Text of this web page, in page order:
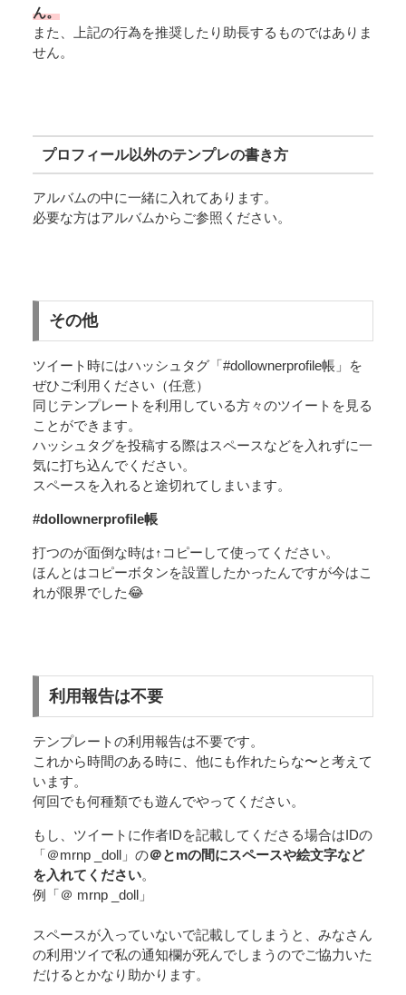
ん。
また、上記の行為を推奨したり助長するものではありま
せん。
プロフィール以外のテンプレの書き方
アルバムの中に一緒に入れてあります。
必要な方はアルバムからご参照ください。
その他
ツイート時にはハッシュタグ「#dollownerprofile帳」を
ぜひご利用ください（任意）
同じテンプレートを利用している方々のツイートを見る
ことができます。
ハッシュタグを投稿する際はスペースなどを入れずに一
気に打ち込んでください。
スペースを入れると途切れてしまいます。
#dollownerprofile帳
打つのが面倒な時は↑コピーして使ってください。
ほんとはコピーボタンを設置したかったんですが今はこ
れが限界でした😂
利用報告は不要
テンプレートの利用報告は不要です。
これから時間のある時に、他にも作れたらな〜と考えて
います。
何回でも何種類でも遊んでやってください。
もし、ツイートに作者IDを記載してくださる場合はIDの
「＠mrnp _doll」の＠とmの間にスペースや絵文字など
を入れてください。
例「＠ mrnp _doll」
スペースが入っていないで記載してしまうと、みなさん
の利用ツイで私の通知欄が死んでしまうのでご協力いた
だけるとかなり助かります。